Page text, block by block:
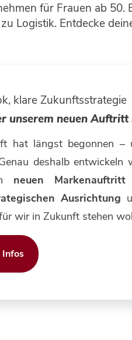
für Frauen ab
Logistik. Entdecke
klare Zukunftsstrategie
unserem neuen Auftritt
hat längst begonnen
deshalb
neuen Markenauftritt
Ausrichtung
wir in Zukunft stehen